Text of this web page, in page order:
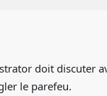
doit discuter
le parefeu.